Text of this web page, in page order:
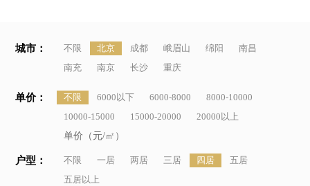
城市： 不限 北京 成都 峨眉山 绵阳
南昌
南充
南京 长沙 重庆
单价： 不限 6000以下 6000-8000
8000-10000
10000-15000
15000-20000
20000以上
单价（元/㎡）
户型： 不限 一居 两居 三居 四居
五居
五居以上